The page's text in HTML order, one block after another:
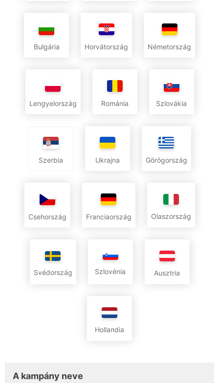
Bulgária Horvátország Németország
Lengyelország Románia Szlovákia
Szerbia Ukrajna Görögország
Csehország Franciaország Olaszország
Svédország Szlovénia Ausztria
Hollandia
A kampány neve